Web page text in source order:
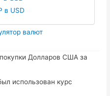
в USD
валют
Долларов США за
использован курс